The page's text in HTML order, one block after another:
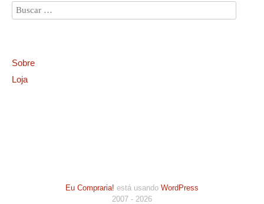
Sobre
Loja
Eu Compraria! está usando WordPress
2007 - 2026